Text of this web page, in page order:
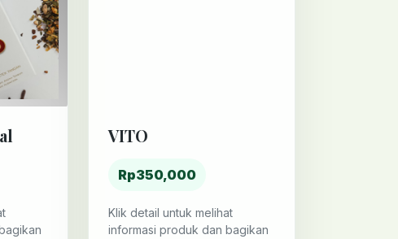
VITO
Rp350,000
Klik detail untuk melihat
informasi produk dan bagikan